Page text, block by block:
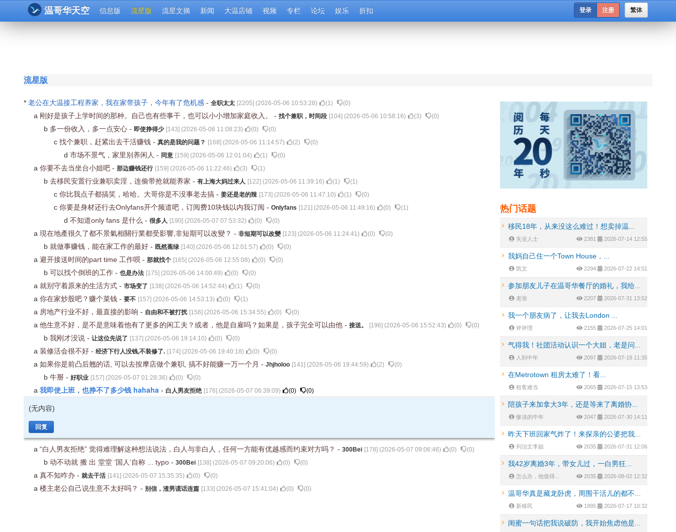
温哥华天空 信息版 流星版 流星文摘 新闻 大温店铺 视频 专栏 论坛 娱乐 折扣 繁体
登录 注册
流星版
* 老公在大温接工程养家，我在家带孩子，今年有了危机感 - 全职太太 [2205] (2026-05-06 10:53:28) (1) (0)
a 刚好是孩子上学时间的那种。自己也有些事干，也可以小小增加家庭收入。 - 找个兼职，时间段 [104] (2026-05-06 10:58:16) (3) (0)
b 多一份收入，多一点安心 - 即使挣得少 [143] (2026-05-06 11:08:23) (0) (0)
c 找个兼职，赶紧出去干活赚钱 - 真的是我的问题？ [168] (2026-05-06 11:14:57) (2) (0)
d 市场不景气，家里别养闲人 - 同意 [159] (2026-05-06 12:01:04) (1) (0)
a 你要不去当坐台小姐吧 - 那边赚钱还行 [159] (2026-05-06 11:22:46) (3) (1)
b 去移民安置行业兼职卖淫，连偷带抢就能养家 - 有上海大妈过来人 [122] (2026-05-06 11:39:16) (1) (1)
c 你比我点子都搞笑，哈哈。大哥你是不没事老去搞 - 姜还是老的辣 [173] (2026-05-06 11:47:10) (1) (0)
c 你要是身材还行去Onlyfans开个频道吧，订阅费10块钱以内我订阅 - Onlyfans [121] (2026-05-06 11:49:16) (0) (1)
d 不知道only fans 是什么 - 很多人 [190] (2026-05-07 07:53:32) (0) (0)
a 現在地產很久了都不景氣相關行業都受影響,非短期可以改變？ - 非短期可以改變 [123] (2026-05-06 11:24:41) (0) (0)
b 就做事赚钱，能在家工作的最好 - 既然蕉绿 [140] (2026-05-06 12:01:57) (0) (0)
a 避开接送时间的part time 工作呗 - 那就找个 [165] (2026-05-06 12:55:08) (0) (0)
b 可以找个倒班的工作 - 也是办法 [175] (2026-05-06 14:00:49) (0) (0)
a 就别守着原来的生活方式 - 市场变了 [138] (2026-05-06 14:52:44) (1) (0)
a 你在家炒股吧？赚个菜钱 - 要不 [157] (2026-05-06 14:53:13) (0) (1)
a 房地产行业不好，最直接的影响 - 自由和不被打扰 [156] (2026-05-06 15:34:55) (0) (0)
a 他生意不好，是不是意味着他有了更多的闲工夫？或者，他是自雇吗？如果是，孩子完全可以由他 - 接送。 [196] (2026-05-06 15:52:43) (0) (0)
b 我刚才没说 - 让这位先说了 [137] (2026-05-06 19:14:10) (0) (0)
a 装修活会很不好 - 经济下行人没钱,不装修了. [174] (2026-05-06 19:40:18) (0) (0)
a 如果你是前凸后翘的话, 可以去按摩店做个兼职, 搞不好能赚一万一个月 - Jhjholoo [141] (2026-05-06 19:44:59) (2) (0)
b 牛掰 - 好职业 [157] (2026-05-07 01:28:36) (0) (0)
a 我即使上班，也挣不了多少钱 hahaha - 白人男友拒绝 [176] (2026-05-07 06:39:09) (0) (0)
(无内容)
回复
a “白人男友拒绝” 觉得难理解这种想法说法，白人与非白人，任何一方能有优越感而约束对方吗？ - 300Bei [178] (2026-05-07 09:06:46) (0) (0)
b 动不动就 搬 出 堂堂 ‘国人’自称 ... typo - 300Bei [138] (2026-05-07 09:20:06) (0) (0)
a 真不知咋办 - 就去干活 [141] (2026-05-07 15:35:35) (0) (0)
a 楼主老公自己说生意不太好吗？ - 别信，渣男谎话连篇 [133] (2026-05-07 15:41:04) (0) (0)
热门话题
移民18年，从来没这么难过！想卖掉温...
失业人士 2381 2026-07-14 12:55
我妈自己住一个Town House，...
凯文 2294 2026-07-22 14:51
参加朋友儿子在温哥华餐厅的婚礼，我给...
老张 2207 2026-07-31 13:52
我一个朋友病了，让我去London ...
评评理 2155 2026-07-25 14:01
气得我！社团活动认识一个大姐，老是问...
人到中年 2097 2026-07-18 11:35
在Metrotown 租房太难了！看...
租客难当 2065 2026-07-15 13:53
陪孩子来加拿大3年，还是等来了离婚协...
惨淡的中年 2047 2026-07-30 14:11
昨天下班回家气炸了！来探亲的公婆把我...
列治文李姐 2035 2026-07-31 12:06
我42岁离婚3年，带女儿过，一白男狂...
怎么办，他值得... 2035 2026-08-02 12:32
温哥华真是藏龙卧虎，周围干活儿的都不...
新移民 1995 2026-07-17 10:32
闺蜜一句话把我说破防，我开始焦虑他是...